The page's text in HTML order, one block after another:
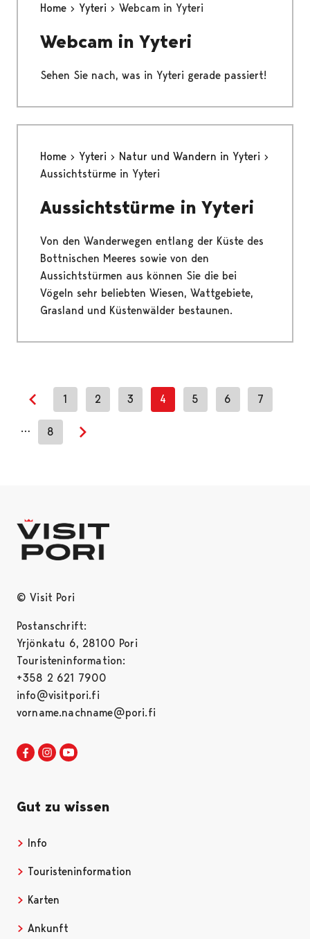
Home Yyteri Webcam in Yyteri
Webcam in Yyteri
Sehen Sie nach, was in Yyteri gerade passiert!
Home Yyteri
Natur und Wandern in Yyteri
Aussichtstürme in Yyteri
Aussichtstürme in Yyteri
Von den Wanderwegen entlang der Küste des
Bottnischen Meeres sowie von den
Aussichtstürmen aus können Sie die bei
Vögeln sehr beliebten Wiesen, Wattgebiete,
Grasland und Küstenwälder bestaunen.
Previous page
1 2 3 4 5 6 7
… 8
© Visit Pori
Postanschrift:
Yrjönkatu 6, 28100 Pori
Touristeninformation:
+358 2 621 7900
info@visitpori.fi
vorname.nachname@pori.fi
Visit Pori in Facebook
Opens in a new tab
Visit Pori in Instagram
Opens in a new tab
Gut zu wissen
Info
Touristeninformation
Karten
Ankunft